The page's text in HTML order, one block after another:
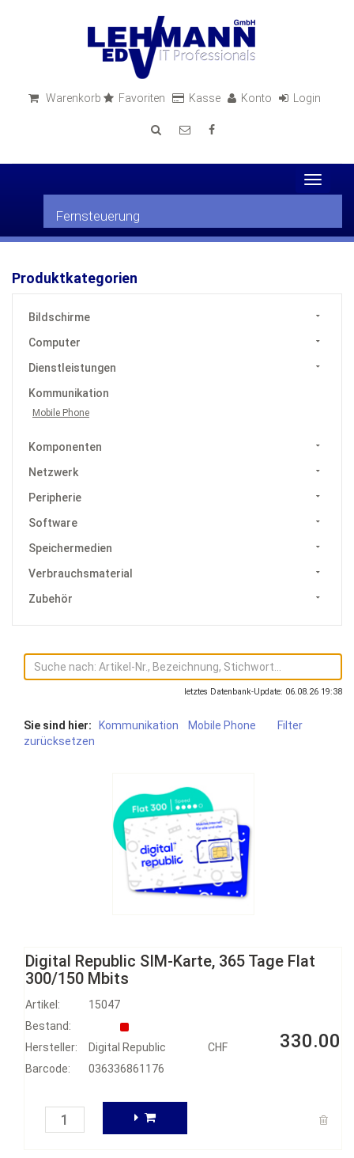
Warenkorb Favoriten Kasse Konto Login
Toggle
Fernsteuerung
Produktkategorien
Bildschirme
Computer
Dienstleistungen
Kommunikation
Mobile Phone
Komponenten
Netzwerk
Peripherie
Software
Speichermedien
Verbrauchsmaterial
Zubehör
letztes Datenbank-Update: 06.08.26 19:38
Sie sind hier: Kommunikation Mobile Phone
Filter
zurücksetzen
Digital Republic SIM-Karte, 365 Tage Flat
300/150 Mbits
Artikel: 15047
CHF 330.00
Bestand:
Hersteller:
Digital Republic
Barcode:
036336861176